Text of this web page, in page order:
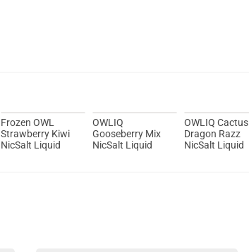
Frozen OWL
Strawberry Kiwi
NicSalt Liquid
OWLIQ
Gooseberry Mix
NicSalt Liquid
OWLIQ Cactus
Dragon Razz
NicSalt Liquid